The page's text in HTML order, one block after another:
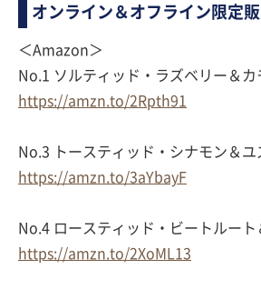
オンライン＆オフライン限定
＜Amazon＞
No.1 ソルティッド・ラズベリー＆カ
https://amzn.to/2Rpth91
No.3 トースティッド・シナモン＆ユ
https://amzn.to/3aYbayF
No.4 ロースティッド・ビートルート
https://amzn.to/2XoML13